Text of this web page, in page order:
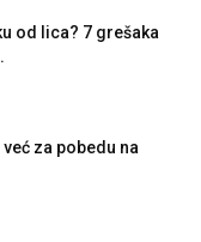
od lica? 7 grešaka
za pobedu na